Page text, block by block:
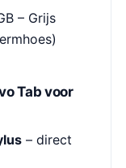
– Grijs
Tab voor
– direct